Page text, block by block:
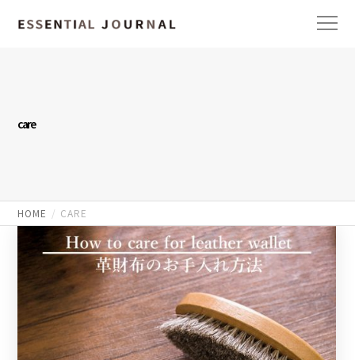
care
HOME CARE